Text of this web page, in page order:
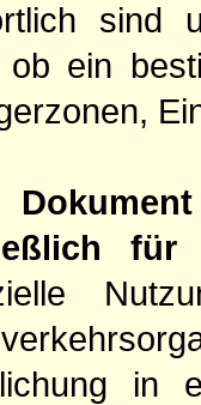
sind
ob ein
für
in